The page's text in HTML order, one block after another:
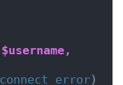
$username,
connect_error)